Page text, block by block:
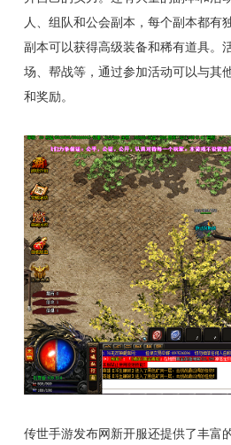
人、组队和公会副本，每个副本都有
副本可以获得高级装备和稀有道具。
场、帮战等，通过参加活动可以与其
和奖励。
传世手游发布网新开服还提供了丰富